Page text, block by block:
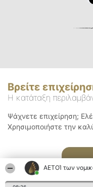
ΑΕΤΟΊ των
Βρείτε
Η κατάταξη
Ψάχνετε επιχείρηση;
Χρησιμοποιήστε την